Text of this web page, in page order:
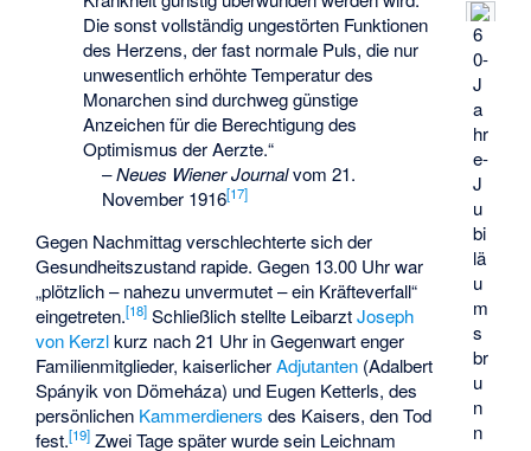
6
0-
J
a
hr
e-
J
u
bi
lä
u
m
s
br
u
n
n
Die sonst vollständig ungestörten Funktionen
des Herzens, der fast normale Puls, die nur
unwesentlich erhöhte Temperatur des
Monarchen sind durchweg günstige
Anzeichen für die Berechtigung des
Optimismus der Aerzte.“
–Neues Wiener Journalvom 21.
November 1916[17]
Gegen Nachmittag verschlechterte sich der
Gesundheitszustand rapide. Gegen 13.00 Uhr war
„plötzlich – nahezu unvermutet – ein Kräfteverfall“
eingetreten.[18] Schließlich stellte LeibarztJoseph
von Kerzlkurz nach 21 Uhr in Gegenwart enger
Familienmitglieder, kaiserlicherAdjutanten (Adalbert
Spányik von Dömeháza) und Eugen Ketterls, des
persönlichen Kammerdieners des Kaisers, den Tod
fest.[19] Zwei Tage später wurde sein Leichnam